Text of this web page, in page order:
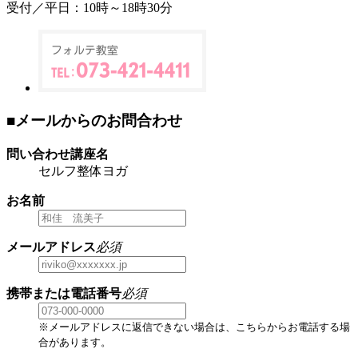
受付／平日：10時～18時30分
■メールからのお問合わせ
問い合わせ講座名
セルフ整体ヨガ
お名前
メールアドレス必須
携帯または電話番号必須
※メールアドレスに返信できない場合は、こちらからお電話する場
合があります。